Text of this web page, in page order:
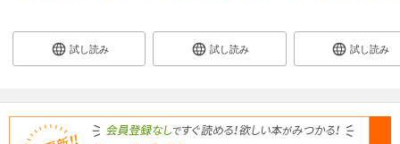
110円 (税込)
試し読み 試し読み 試し読み